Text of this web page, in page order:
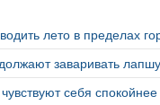
лето в пределах
заваривать
себя